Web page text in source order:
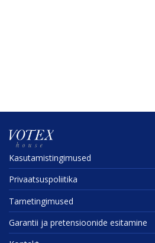
Kasuta­mis­tin­gi­mused
Privaat­sus­po­liitika
Tarne­tin­gi­mused
Garantii ja preten­sioonide esitamine